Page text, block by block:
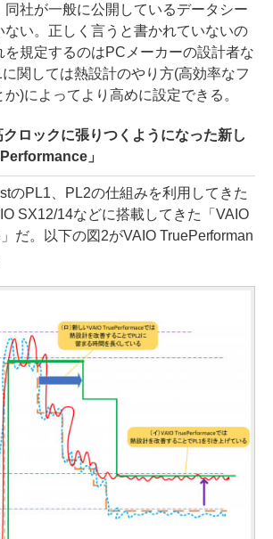
同社が一般に公開しているデータシー
ない。正しく言うと書かれていないの
を規定するのはPCメーカーの設計者な
関しては熱設計のやり方(高効率なフ
)によってより高めに設定できる。
ロックに張りつくようになった新し
」
のPL1、PL2の仕組みを利用してきた
SX12/14などに搭載してきた「VAIO
だ。以下の図2がVAIO TruePerforman